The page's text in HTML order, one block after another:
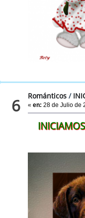
6 Románticos /
«en: 28 de Julio de